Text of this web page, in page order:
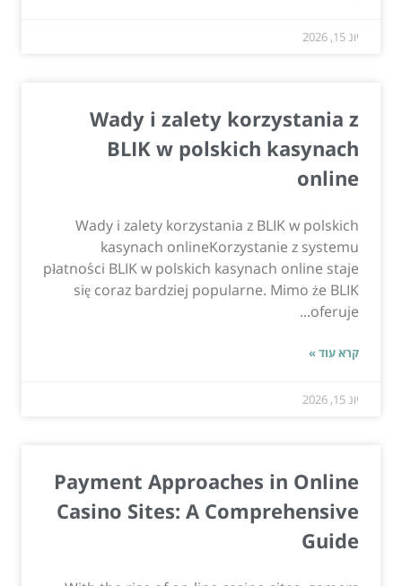
יונ 15, 2026
Wady i zalety korzystania z
BLIK w polskich kasynach
online
Wady i zalety korzystania z BLIK w polskich
kasynach onlineKorzystanie z systemu
płatności BLIK w polskich kasynach online staje
się coraz bardziej popularne. Mimo że BLIK
oferuje...
קרא עוד »
יונ 15, 2026
Payment Approaches in Online
Casino Sites: A Comprehensive
Guide